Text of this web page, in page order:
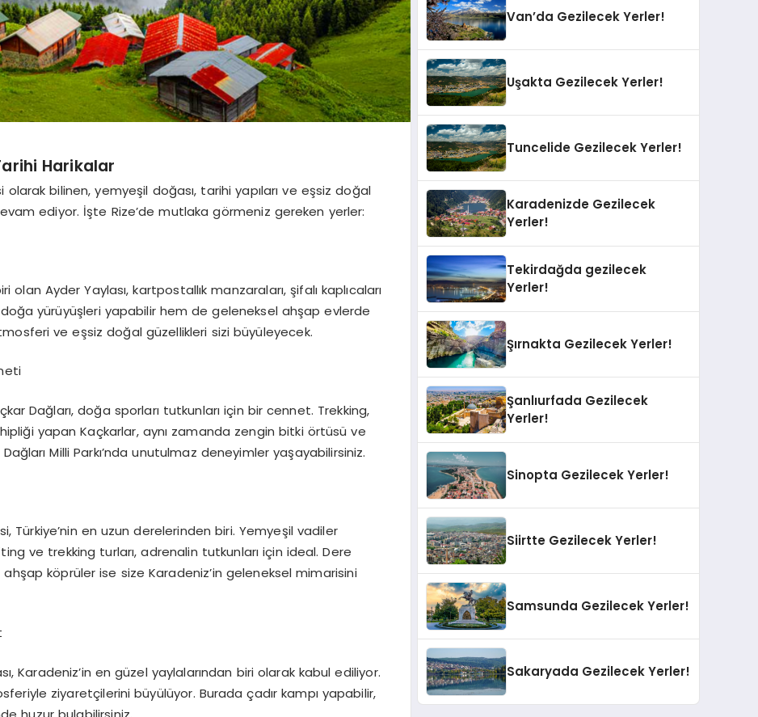
Harikalar
olarak bilinen, yemyeşil doğası, tarihi yapıları ve eşsiz doğal
ediyor. İşte Rize’de mutlaka görmeniz gereken yerler:
Ayder Yaylası, kartpostallık manzaraları, şifalı kaplıcaları
yürüyüşleri yapabilir hem de geleneksel ahşap evlerde
ve eşsiz doğal güzellikleri sizi büyüleyecek.
Dağları, doğa sporları tutkunları için bir cennet. Trekking,
yapan Kaçkarlar, aynı zamanda zengin bitki örtüsü ve
Milli Parkı’nda unutulmaz deneyimler yaşayabilirsiniz.
Türkiye’nin en uzun derelerinden biri. Yemyeşil vadiler
ve trekking turları, adrenalin tutkunları için ideal. Dere
köprüler ise size Karadeniz’in geleneksel mimarisini
Karadeniz’in en güzel yaylalarından biri olarak kabul ediliyor.
ziyaretçilerini büyülüyor. Burada çadır kampı yapabilir,
Van’da Gezilecek Yerler!
Uşakta Gezilecek Yerler!
Tuncelide Gezilecek Yerler!
Karadenizde Gezilecek
Yerler!
Tekirdağda gezilecek
Yerler!
Şırnakta Gezilecek Yerler!
Şanlıurfada Gezilecek
Yerler!
Sinopta Gezilecek Yerler!
Siirtte Gezilecek Yerler!
Samsunda Gezilecek Yerler!
Sakaryada Gezilecek Yerler!